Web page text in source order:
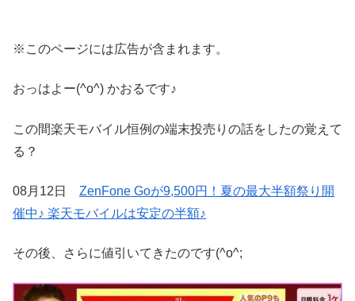
※このページには広告が含まれます。
おっはよー(^o^) かおるです♪
この間楽天モバイル恒例の端末投売りの話をしたの覚えて
る？
08月12日 ZenFone Goが9,500円！夏の最大半額祭り開
催中♪ 楽天モバイルは安定の半額♪
その後、さらに値引いてきたのです(^o^;